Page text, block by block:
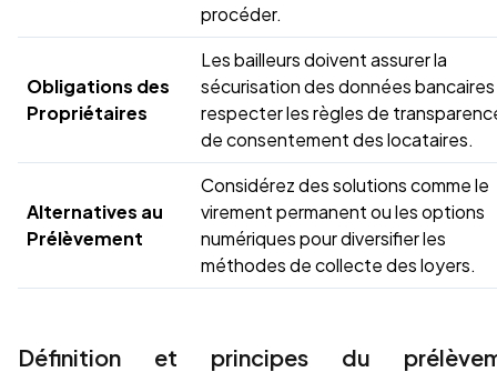
procéder.
Obligations des
Propriétaires
Les bailleurs doivent assurer la
sécurisation des données
respecter les règles de
de consentement des locataires.
Alternatives au
Prélèvement
Considérez des solutions comme le
virement permanent ou les options
numériques pour diversifier les
méthodes de collecte des loyers.
Définition et principes du